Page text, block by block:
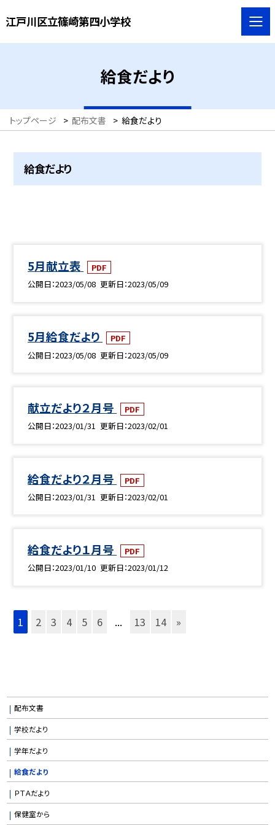
江戸川区立篠崎第四小学校
給食だより
トップページ > 配布文書 > 給食だより
給食だより
5月献立表
PDF
公開日 2023/05/08 更新日 2023/05/09
5月給食だより
PDF
公開日 2023/05/08 更新日 2023/05/09
献立だより２月号
PDF
公開日 2023/01/31 更新日 2023/02/01
給食だより２月号
PDF
公開日 2023/01/31 更新日 2023/02/01
給食だより１月号
PDF
公開日 2023/01/10 更新日 2023/01/12
1 2 3 4 5 6 ... 13 14 »
配布文書
学校だより
学年だより
給食だより
ＰＴＡだより
保健室から